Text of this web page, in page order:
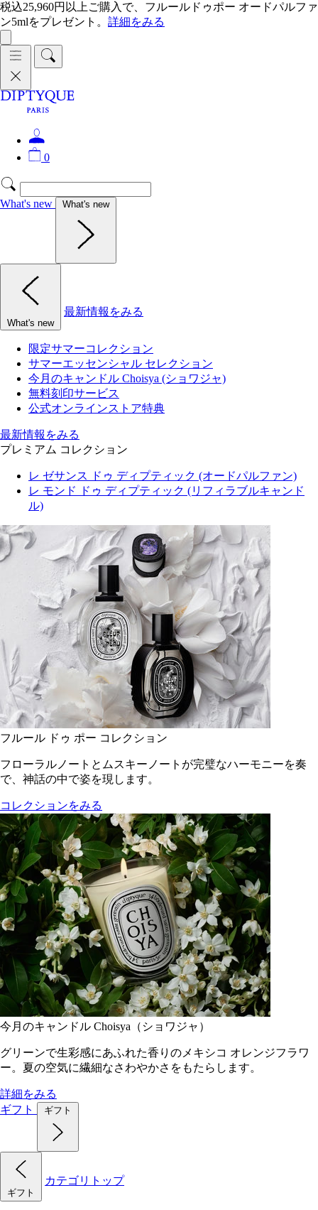
税込25,960円以上ご購入で、フルールドゥポー オードパルファ
ン5mlをプレゼント。 詳細をみる
0
What's new What's new
What's new
最新情報をみる
限定サマーコレクション
サマーエッセンシャル セレクション
今月のキャンドル Choisya (ショワジャ)
無料刻印サービス
公式オンラインストア特典
最新情報をみる
プレミアム コレクション
レ ゼサンス ドゥ ディプティック (オードパルファン)
レ モンド ドゥ ディプティック (リフィラブルキャンド
ル)
フルール ドゥ ポー コレクション
フローラルノートとムスキーノートが完璧なハーモニーを奏
で、神話の中で姿を現します。
コレクションをみる
今月のキャンドル Choisya（ショワジャ）
グリーンで生彩感にあふれた香りのメキシコ オレンジフラワ
ー。夏の空気に繊細なさわやかさをもたらします。
詳細をみる
ギフト
ギフト
ギフト
カテゴリトップ